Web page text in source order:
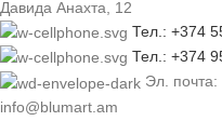
Давида Анахта, 12
Тел.: +374
Тел.: +374
Эл. почта:
info@blumart.am